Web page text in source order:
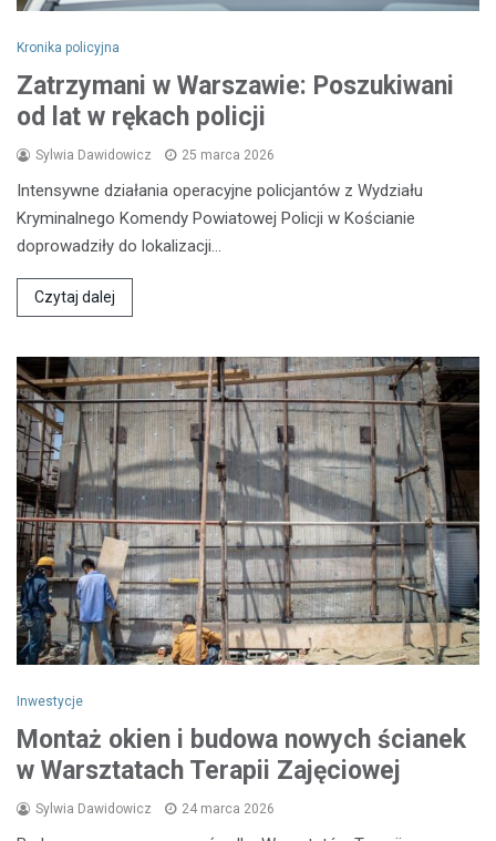
Kronika policyjna
Zatrzymani w Warszawie: Poszukiwani
od lat w rękach policji
Sylwia Dawidowicz 25 marca 2026
Intensywne działania operacyjne policjantów z Wydziału
Kryminalnego Komendy Powiatowej Policji w Kościanie
doprowadziły do lokalizacji…
Czytaj dalej
Inwestycje
Montaż okien i budowa nowych ścianek
w Warsztatach Terapii Zajęciowej
Sylwia Dawidowicz 24 marca 2026